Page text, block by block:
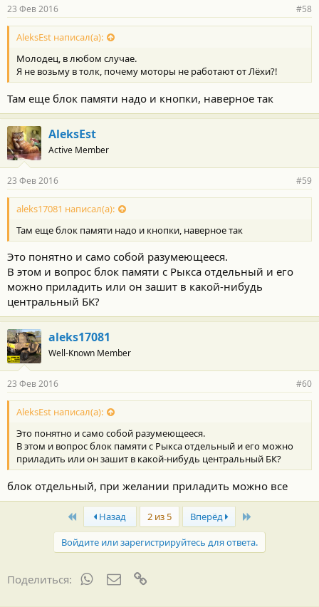
23 Фев 2016 #58
AleksEst написал(а):
Молодец, в любом случае.
Я не возьму в толк, почему моторы не работают от Лёхи?!
Там еще блок памяти надо и кнопки, наверное так
AleksEst
Active Member
23 Фев 2016 #59
aleks17081 написал(а):
Там еще блок памяти надо и кнопки, наверное так
Это понятно и само собой разумеющееся.
В этом и вопрос блок памяти с Рыкса отдельный и его
можно приладить или он зашит в какой-нибудь
центральный БК?
aleks17081
Well-Known Member
23 Фев 2016 #60
AleksEst написал(а):
Это понятно и само собой разумеющееся.
В этом и вопрос блок памяти с Рыкса отдельный и его можно
приладить или он зашит в какой-нибудь центральный БК?
блок отдельный, при желании приладить можно все
First Назад 2 из 5 Вперёд
Войдите или зарегистрируйтесь для ответа.
Поделиться: WhatsAppЭлектронная почта